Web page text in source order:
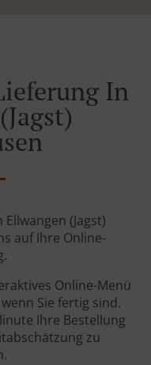
In
(Jagst)
auf Ihre Online-
Online-Menü
Sie fertig sind.
Ihre Bestellung
zu